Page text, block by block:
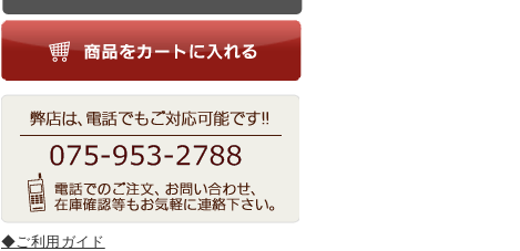
◆ご利用ガイド